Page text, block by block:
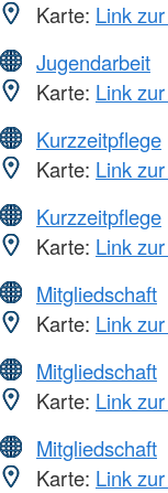
Karte: Link
Jugendarbeit
Karte: Link
Kurzzeitpflege
Karte: Link
Kurzzeitpflege
Karte: Link
Mitgliedschaft
Karte: Link
Mitgliedschaft
Karte: Link
Mitgliedschaft
Karte: Link